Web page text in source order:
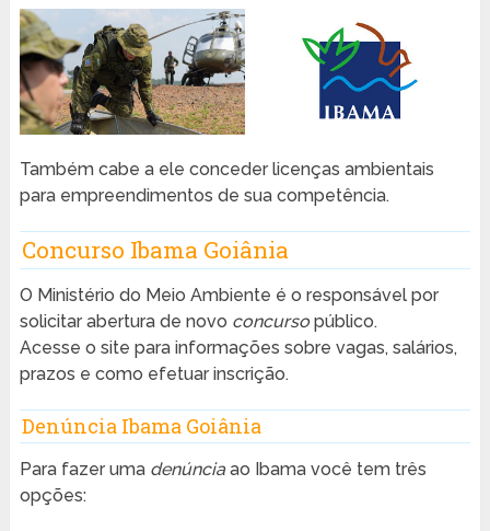
Também cabe a ele conceder licenças ambientais
para empreendimentos de sua competência.
Concurso Ibama Goiânia
O Ministério do Meio Ambiente é o responsável por
solicitar abertura de novo concursopúblico.
Acesse o site para informações sobre vagas, salários,
prazos e como efetuar inscrição.
Denúncia Ibama Goiânia
Para fazer uma denúnciaao Ibama você tem três
opções: